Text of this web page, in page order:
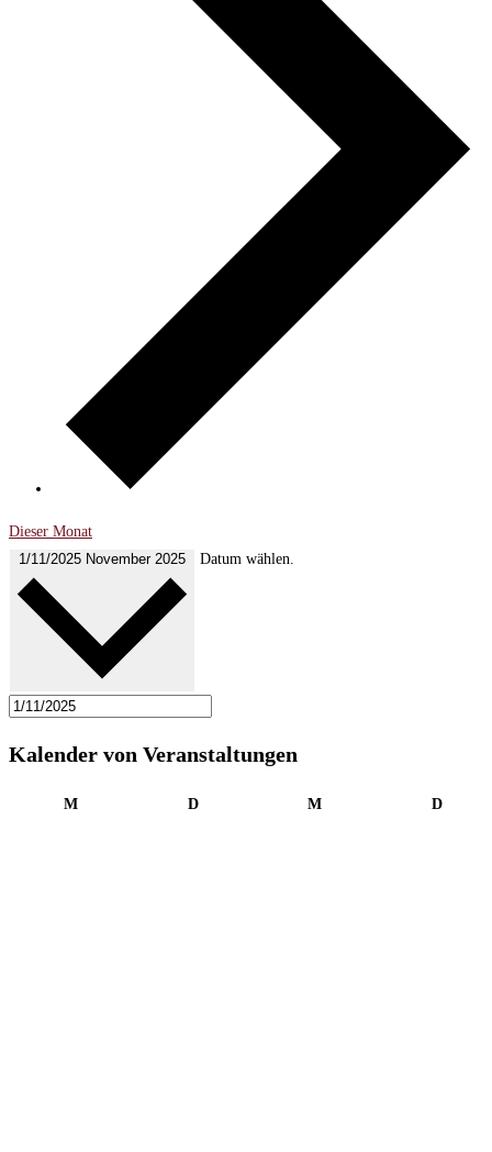
Dieser Monat
1/11/2025 November 2025 Datum wählen.
Kalender von Veranstaltungen
MMontag DDienstag MMittwoch D